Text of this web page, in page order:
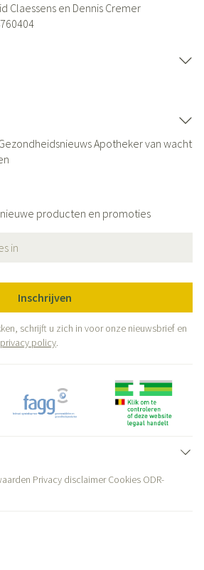
Claessens en Dennis Cremer
Apotheker van wacht
producten en promoties
Inschrijven
schrijft u zich in voor onze nieuwsbrief en
privacy policy.
Privacy disclaimer Cookies ODR-